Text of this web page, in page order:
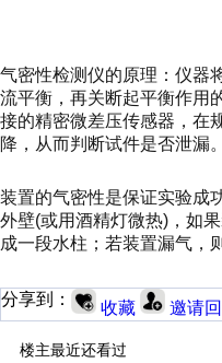
气密性检测仪的原理：仪器
流平衡，再关断起平衡作用
接的精密微差压传感器，在
降，从而判断试件是否泄漏。
装置的气密性是保证实验成
外壁(或用酒精灯微热)，如
成一段水柱；若装置漏气，
分享到： 收藏 邀请
楼主最近还看过